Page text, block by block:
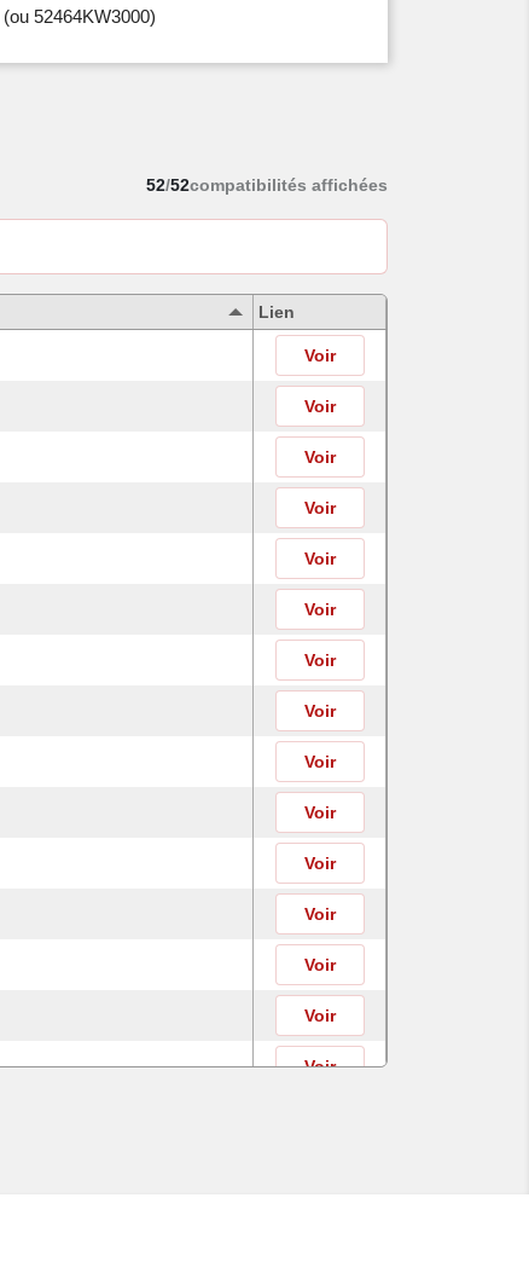
(ou 52464KW3000)
52/52compatibilités affichées
Lien
Voir
Voir
Voir
Voir
Voir
Voir
Voir
Voir
Voir
Voir
Voir
Voir
Voir
Voir
Voir